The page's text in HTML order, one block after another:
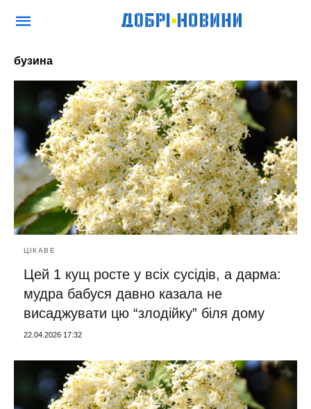
бузина
ЦІКАВЕ
Цей 1 кущ росте у всіх сусідів, а дарма:
мудра бабуся давно казала не
висаджувати цю “злодійку” біля дому
22.04.2026 17:32